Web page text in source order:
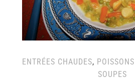
ENTRÉES CHAUDES,
SOUPES